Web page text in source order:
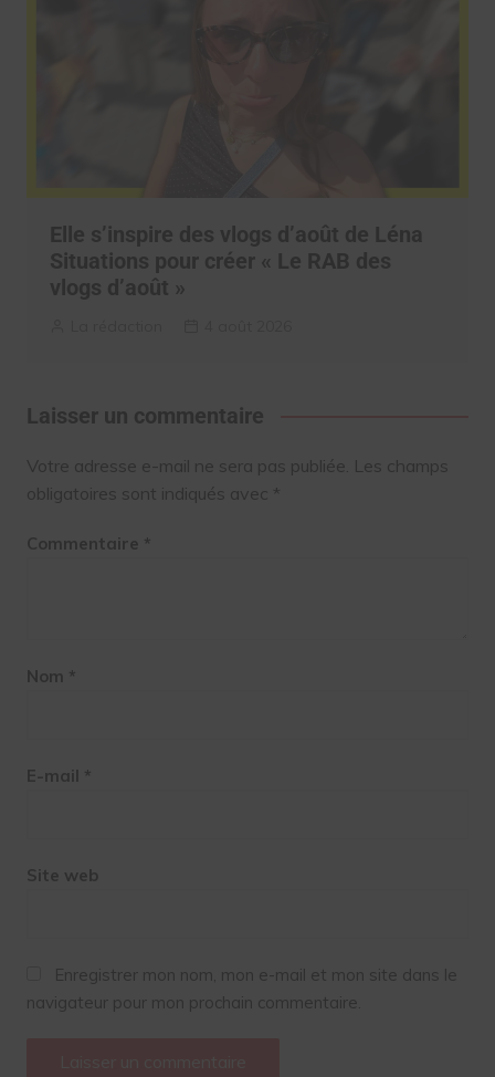
Elle s’inspire des vlogs d’août de Léna
Situations pour créer « Le RAB des
vlogs d’août »
Laisser un commentaire
Votre adresse e-mail ne sera pas publiée. Les champs
obligatoires sont indiqués avec *
Commentaire *
Nom *
E-mail *
Site web
Enregistrer mon nom, mon e-mail et mon site dans le
navigateur pour mon prochain commentaire.